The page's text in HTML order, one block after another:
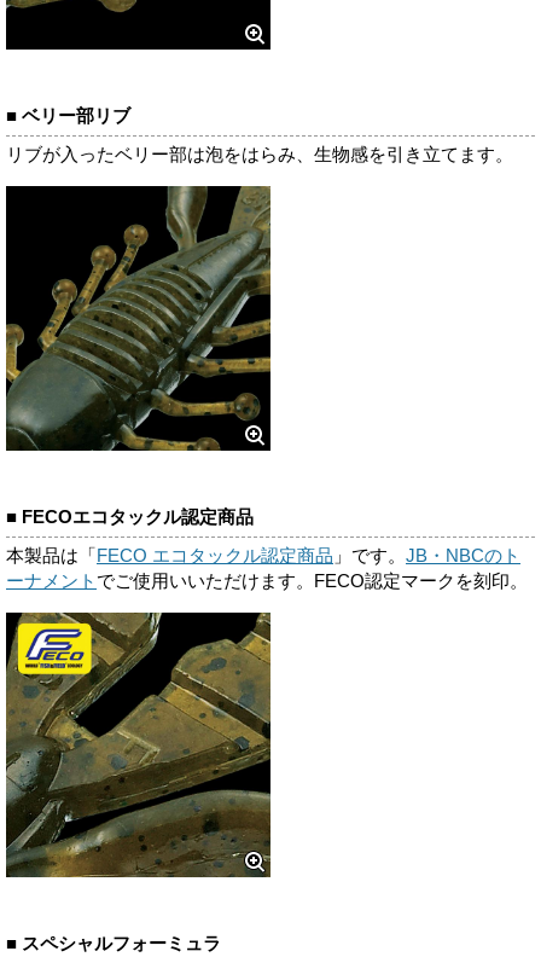
■ ベリー部リブ
リブが入ったベリー部は泡をはらみ、生物感を引き立てます。
■ FECOエコタックル認定商品
本製品は「 FECO エコタックル認定商品 」です。 JB・NBCのト
ーナメント でご使用いいただけます。FECO認定マークを刻印。
■ スペシャルフォーミュラ